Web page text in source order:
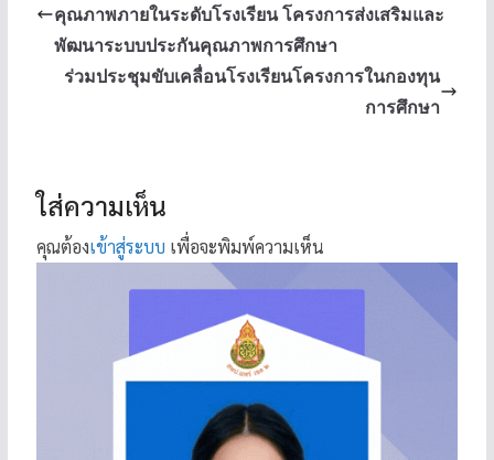
คุณภาพภายในระดับโรงเรียน โครงการส่งเสริมและ
พัฒนาระบบประกันคุณภาพการศึกษา
ร่วมประชุมขับเคลื่อนโรงเรียนโครงการในกองทุน
การศึกษา
ใส่ความเห็น
คุณต้องเข้าสู่ระบบ เพื่อจะพิมพ์ความเห็น